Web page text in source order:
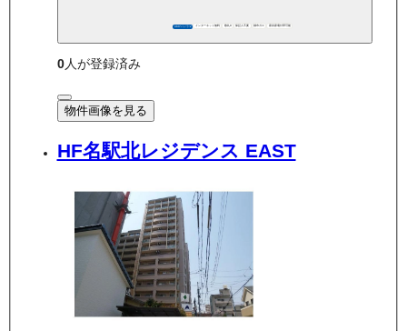
360°パノラマ インターネット無料 敷礼0 保証人不要 都市ガス 家具家電付帯可能
0人が登録済み
物件画像を見る
HF名駅北レジデンス EAST